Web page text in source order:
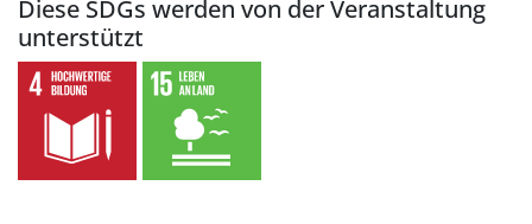
Diese SDGs werden von der Veranstaltung
unterstützt